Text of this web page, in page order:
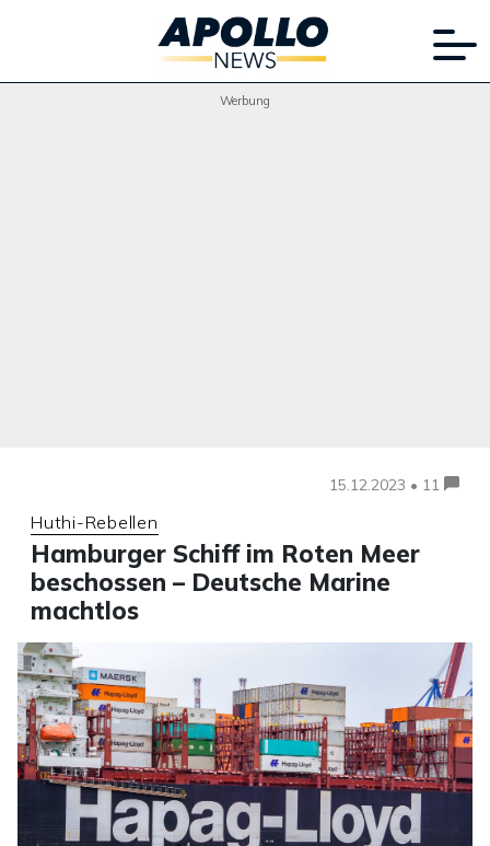
Werbung
15.12.2023 • 11
Huthi-Rebellen
Hamburger Schiff im Roten Meer
beschossen – Deutsche Marine
machtlos